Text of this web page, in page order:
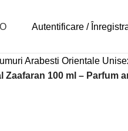
Autentificare /
Arabesti Orientale
Zaafaran 100 ml – Parfum